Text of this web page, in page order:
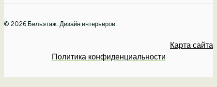
© 2026 Бельэтаж: Дизайн интерьеров
Карта сайта
Политика конфиденциальности